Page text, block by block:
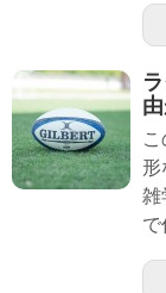
形
雑